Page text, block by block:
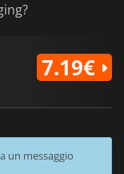
7.19€
un messaggio